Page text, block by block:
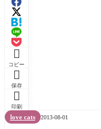

コピー

保存

印刷
love cats 2013-08-01